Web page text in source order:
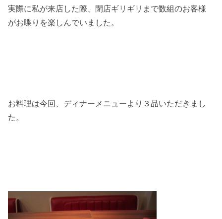
実際に私が来店した際、閉店ギリギリまで数組のお客様
がお喋りを楽しんでいました。
お料理は今回、ディナーメニューより３品いただきまし
た。